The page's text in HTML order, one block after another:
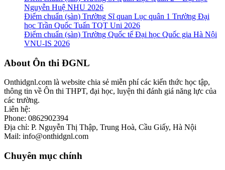
Nguyễn Huệ NHU 2026
Điểm chuẩn (sàn) Trường Sĩ quan Lục quân 1 Trường Đại
học Trần Quốc Tuấn TQT Uni 2026
Điểm chuẩn (sàn) Trường Quốc tế Đại học Quốc gia Hà Nội
VNU-IS 2026
Footer
About Ôn thi ĐGNL
Onthidgnl.com là website chia sẻ miễn phí các kiến thức học tập,
thông tin về Ôn thi THPT, đại học, luyện thi đánh giá năng lực của
các trường.
Liên hệ:
Phone: 0862902394
Địa chỉ: P. Nguyễn Thị Thập, Trung Hoà, Cầu Giấy, Hà Nội
Mail: info@onthidgnl.com
Chuyên mục chính